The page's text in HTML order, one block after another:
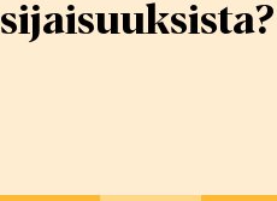
sijaisuuksista?